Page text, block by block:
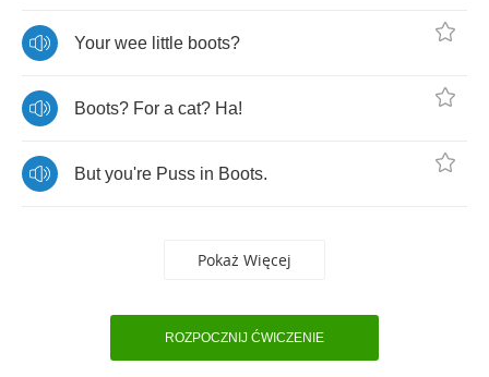
Your wee little boots?
Boots? For a cat? Ha!
But you're Puss in Boots.
Pokaż Więcej
ROZPOCZNIJ ĆWICZENIE